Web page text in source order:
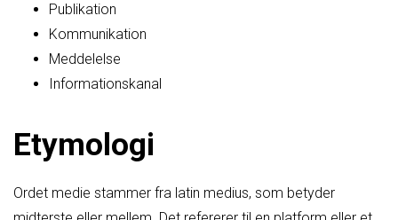
Publikation
Kommunikation
Meddelelse
Informationskanal
Etymologi
Ordet medie stammer fra latin medius, som betyder